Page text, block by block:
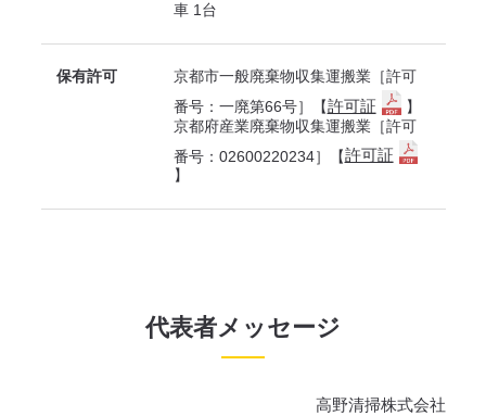
車 1台
保有許可
京都市一般廃棄物収集運搬業［許可
番号：一廃第66号］【許可証
】
京都府産業廃棄物収集運搬業［許可
番号：02600220234］【許可証
】
代表者メッセージ
高野清掃株式会社